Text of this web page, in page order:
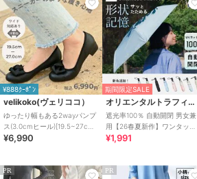
¥888ｸｰﾎﾟﾝ
velikoko(ヴェリココ）
ゆったり幅もある2wayパンプ
ス(3.0cmヒール)[19.5~27cm]
ラクチンきれいシューズ
¥6,990
期間限定SALE
オリエンタルトラフィック
遮光率100％ 自動開閉 男女兼
用【26春夏新作】ワンタッチ
晴雨兼用 折りたたみ傘 /G-
¥1,991
PR PR